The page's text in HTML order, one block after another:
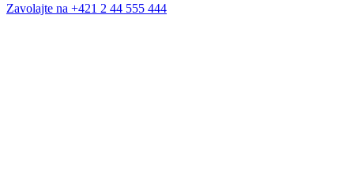
Zavolajte na +421 2 44 555 444